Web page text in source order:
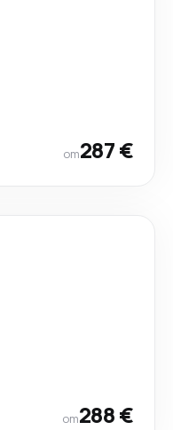
от287 €
от288 €